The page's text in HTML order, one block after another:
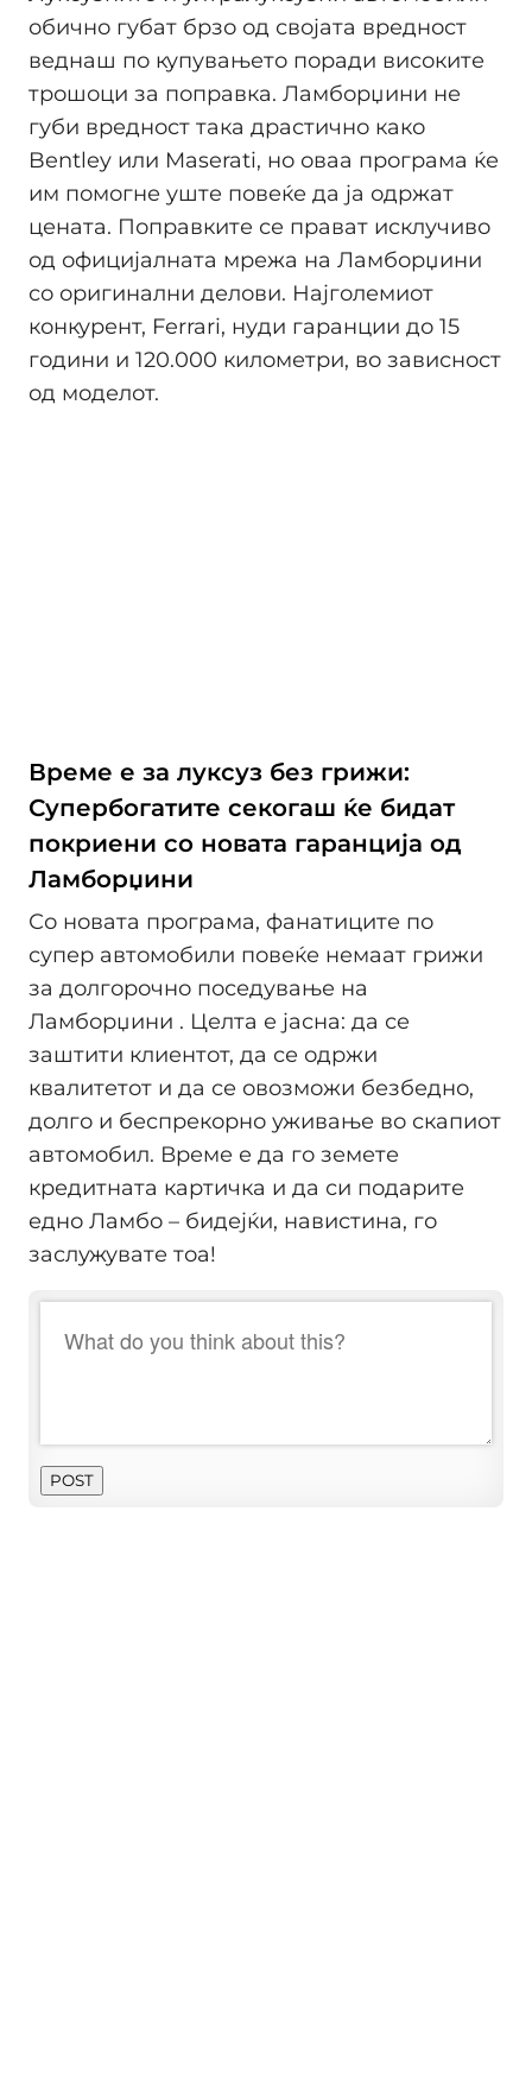
обично губат брзо од својата вредност
веднаш по купувањето поради високите
трошоци за поправка. Ламборџини не
губи вредност така драстично како
Bentley или Maserati, но оваа програма ќе
им помогне уште повеќе да ја одржат
цената. Поправките се прават исклучиво
од официјалната мрежа на Ламборџини
со оригинални делови. Најголемиот
конкурент, Ferrari, нуди гаранции до 15
години и 120.000 километри, во зависност
од моделот.
Време е за луксуз без грижи:
Супербогатите секогаш ќе бидат
покриени со новата гаранција од
Ламборџини
Со новата програма, фанатиците по
супер автомобили повеќе немаат грижи
за долгорочно поседување на
Ламборџини . Целта е јасна: да се
заштити клиентот, да се одржи
квалитетот и да се овозможи безбедно,
долго и беспрекорно уживање во скапиот
автомобил. Време е да го земете
кредитната картичка и да си подарите
едно Ламбо – бидејќи, навистина, го
заслужувате тоа!
POST